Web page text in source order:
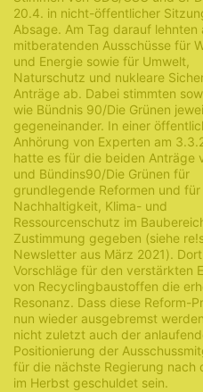
20.4. in nicht-öffentlicher
Absage. Am Tag darauf lehnten
mitberatenden Ausschüsse für
und Energie sowie für Umwelt,
Naturschutz und nukleare
Anträge ab. Dabei stimmten
wie Bündnis 90/Die Grünen
gegeneinander. In einer
Anhörung von Experten am
hatte es für die beiden Anträge
und Bündins90/Die Grünen für
grundlegende Reformen und für
Nachhaltigkeit, Klima- und
Ressourcenschutz im
Zustimmung gegeben (siehe
Newsletter aus März 2021).
Vorschläge für den verstärkten
von Recyclingbaustoffen die
Resonanz. Dass diese Reform-
nun wieder ausgebremst
nicht zuletzt auch der
Positionierung der
für die nächste Regierung nach
im Herbst geschuldet sein.